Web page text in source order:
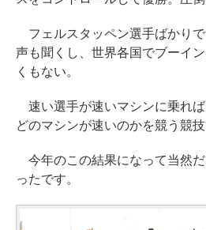
フェルスタッペン選手ばかりで
声も聞くし、世界各国でブーイ
くもない。
速い選手が速いマシンに乗れ
どのマシンが速いのかを競う競技
今年のこの結果になって当然
ったです。